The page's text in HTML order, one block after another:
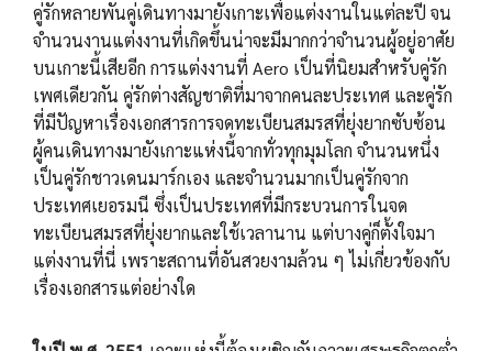
คู่รักหลายพันคู่เดินทางมายังเกาะเพื่อแต่งงานในแต่ละปี จน
จำนวนงานแต่งงานที่เกิดขึ้นน่าจะมีมากกว่าจำนวนผู้อยู่อาศัย
บนเกาะนี้เสียอีก การแต่งงานที่ Aero เป็นที่นิยมสำหรับคู่รัก
เพศเดียวกัน คู่รักต่างสัญชาติที่มาจากคนละประเทศ และคู่รัก
ที่มีปัญหาเรื่องเอกสารการจดทะเบียนสมรสที่ยุ่งยากซับซ้อน
ผู้คนเดินทางมายังเกาะแห่งนี้จากทั่วทุกมุมโลก จำนวนหนึ่ง
เป็นคู่รักชาวเดนมาร์กเอง และจำนวนมากเป็นคู่รักจาก
ประเทศเยอรมนี ซึ่งเป็นประเทศที่มีกระบวนการในจด
ทะเบียนสมรสที่ยุ่งยากและใช้เวลานาน แต่บางคู่ก็ตั้งใจมา
แต่งงานที่นี่ เพราะสถานที่อันสวยงามล้วน ๆ ไม่เกี่ยวข้องกับ
เรื่องเอกสารแต่อย่างใด